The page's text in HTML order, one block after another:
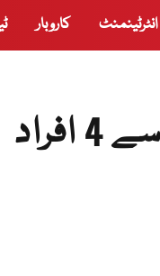
انٹرٹینمنٹ کاروبار
لوئر دیر اور لکی مروت میں مٹی کے تودے گرنے سے 4 افراد